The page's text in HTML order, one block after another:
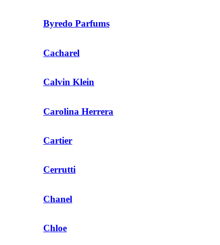
Byredo Parfums
Cacharel
Calvin Klein
Carolina Herrera
Cartier
Cerrutti
Chanel
Chloe